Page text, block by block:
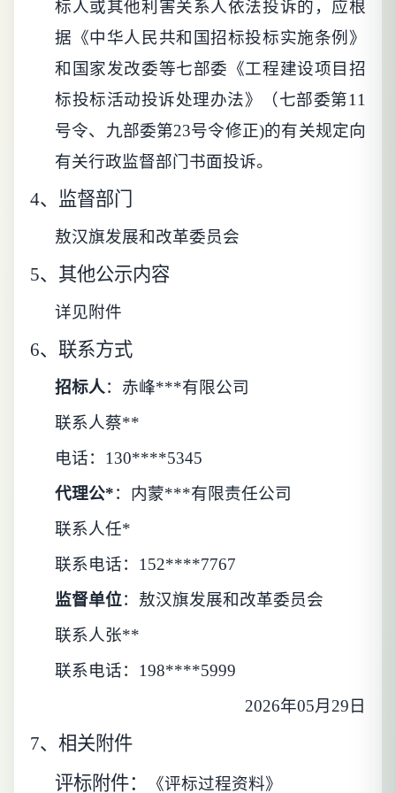
标人或其他利害关系人依法投诉的，应根
据《中华人民共和国招标投标实施条例》
和国家发改委等七部委《工程建设项目招
标投标活动投诉处理办法》（七部委第11
号令、九部委第23号令修正)的有关规定向
有关行政监督部门书面投诉。
4、 监督部门
敖汉旗发展和改革委员会
5、 其他公示内容
详见附件
6、联系方式
招标人：赤峰***有限公司
联系人蔡**
电话：130****5345
代理公*：内蒙***有限责任公司
联系人任*
联系电话：152****7767
监督单位：敖汉旗发展和改革委员会
联系人张**
联系电话：198****5999
2026年05月29日
7、 相关附件
评标附件：
《评标过程资料》